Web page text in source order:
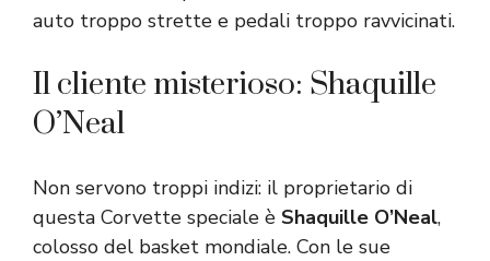
auto troppo strette e pedali troppo ravvicinati.
Il cliente misterioso: Shaquille
O’Neal
Non servono troppi indizi: il proprietario di
questa Corvette speciale è Shaquille O’Neal,
colosso del basket mondiale. Con le sue